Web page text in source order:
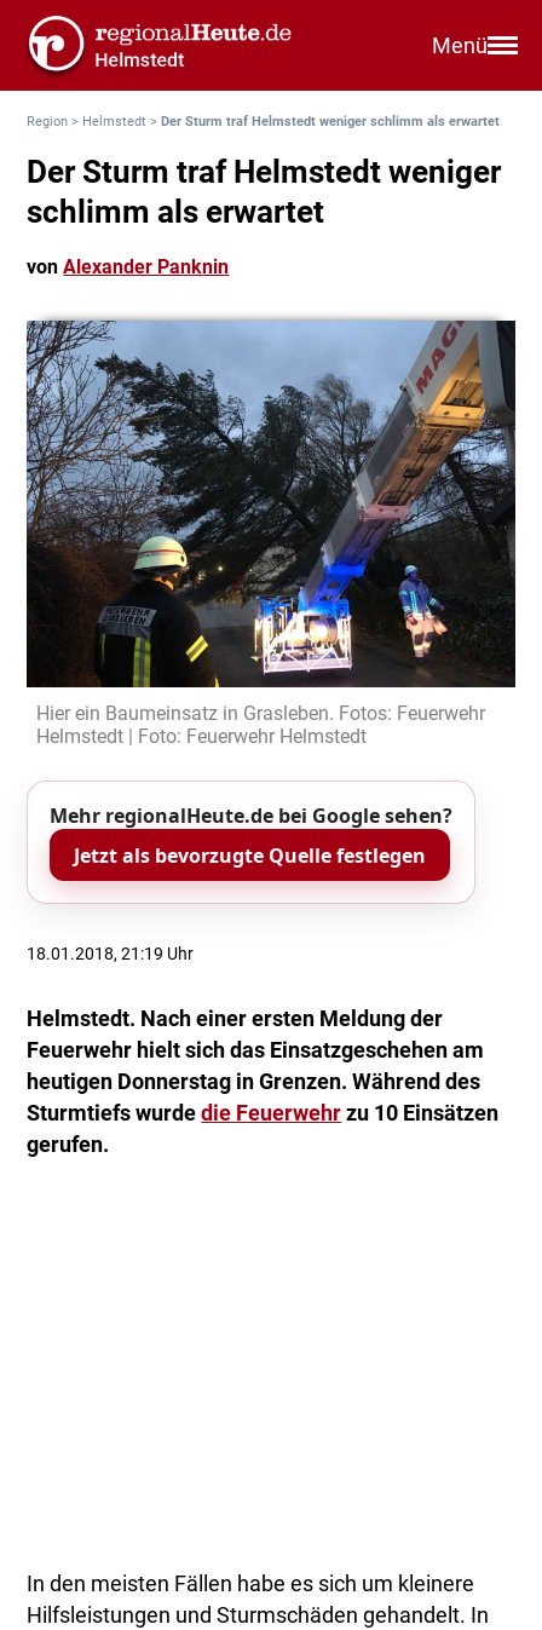
Menü
Region > Helmstedt >Der Sturm traf Helmstedt weniger schlimm als erwartet
Der Sturm traf Helmstedt weniger
schlimm als erwartet
vonAlexander Panknin
Hier ein Baumeinsatz in Grasleben. Fotos: Feuerwehr
Helmstedt | Foto: Feuerwehr Helmstedt
Mehr regionalHeute.de bei Google sehen?
Jetzt als bevorzugte Quelle festlegen
18.01.2018, 21:19 Uhr
Helmstedt. Nach einer ersten Meldung der
Feuerwehr hielt sich das Einsatzgeschehen am
heutigen Donnerstag in Grenzen. Während des
Sturmtiefs wurdedie Feuerwehr zu 10 Einsätzen
gerufen.
In den meisten Fällen habe es sich um kleinere
Hilfsleistungen und Sturmschäden gehandelt. In